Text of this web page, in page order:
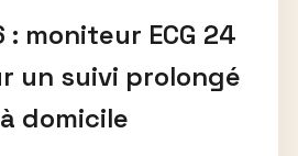
: moniteur ECG 24
un suivi prolongé
domicile